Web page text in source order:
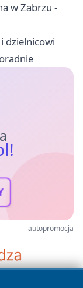
w Zabrzu -
dzielnicowi
autopromocja